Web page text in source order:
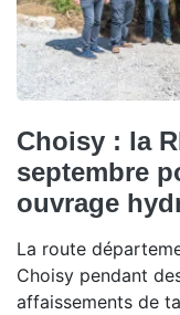
Choisy : la
septembre
ouvrage
La route
Choisy pendant
affaissements de